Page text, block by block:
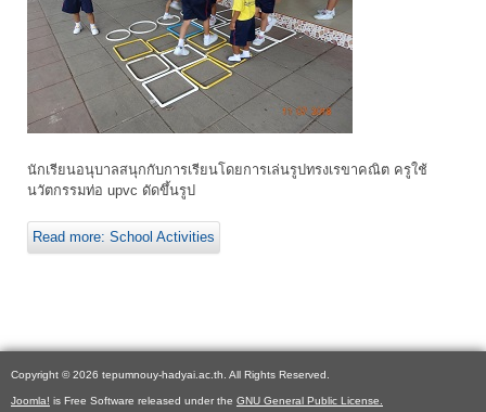
นักเรียนอนุบาลสนุกกับการเรียนโดยการเล่นรูปทรงเรขาคณิต ครูใช้
นวัตกรรมท่อ upvc ดัดขึ้นรูป
Read more: School Activities
Copyright © 2026 tepumnouy-hadyai.ac.th. All Rights Reserved.
Joomla! is Free Software released under the GNU General Public License.